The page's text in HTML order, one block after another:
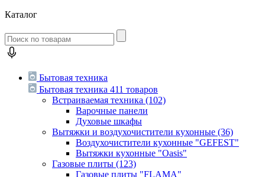
Каталог
Бытовая техника
Бытовая техника 411 товаров
Встраиваемая техника (102)
Варочные панели
Духовые шкафы
Вытяжки и воздухочистители кухонные (36)
Воздухочистители кухонные "GEFEST"
Вытяжки кухонные "Oasis"
Газовые плиты (123)
Газовые плиты "FLAMA"